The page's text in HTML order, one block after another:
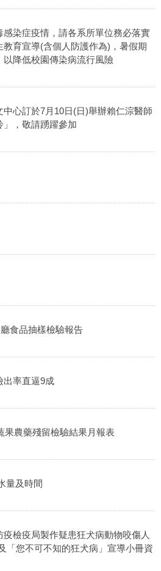
染症疫情，請各系所單位務必落實
育宣導(含個人防護作為)，暑假期
降低校園傳染病流行風險
心訂於7月10日(日)舉辦賴仁淙醫師
」，敬請踴躍參加
食品抽樣檢驗報告
出率直逼9成
果農藥殘留檢驗結果月報表
量及時間
檢疫局製作疑患狂犬病動物咬傷人
「您不可不知的狂犬病」宣導小冊資